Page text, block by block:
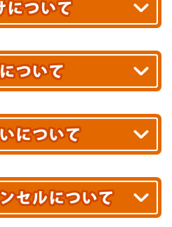
お届け!
が対象です。
の確認はこちら▶
が生じる可能性がございます。
お届けできません。
無料!
一律1,100円(税込)
業者
ト運輸
トカード